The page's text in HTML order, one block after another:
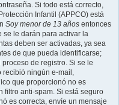
Si todo está correcto,
Infantil (APPCO) está
Soy menor de 13 años entonces
se le darán para activar la
deben ser activadas, ya sea
de que pueda identificarse;
de registro. Si se le
recibió ningún e-mail,
que proporcionó no es
filtro anti-spam. Si está seguro
es correcta, envíe un mensaje